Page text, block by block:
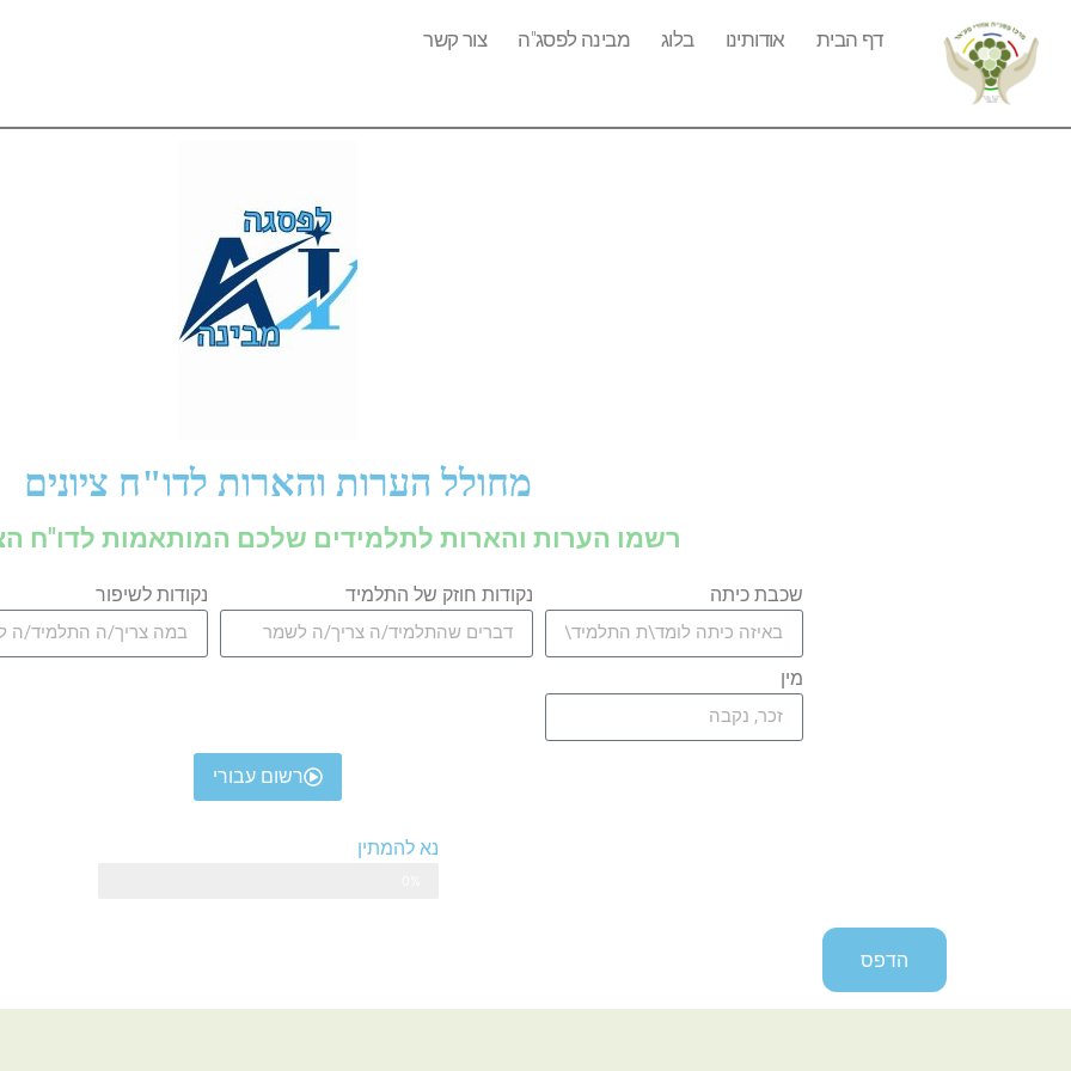
דף הבית אודותינו בלוג מבינה לפסג"ה צור קשר
מחולל הערות והארות לדו"ח ציונים
רשמו הערות והארות לתלמידים שלכם המותאמות לדו"ח
שכבת כיתה נקודות חוזק של התלמיד נקודות לשיפור
מין
רשום עבורי
נא להמתין
הדפס